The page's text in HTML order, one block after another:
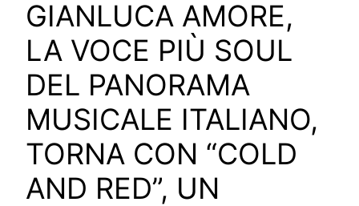
GIANLUCA AMORE,
LA VOCE PIÙ SOUL
DEL PANORAMA
MUSICALE ITALIANO,
TORNA CON “COLD
AND RED”, UN